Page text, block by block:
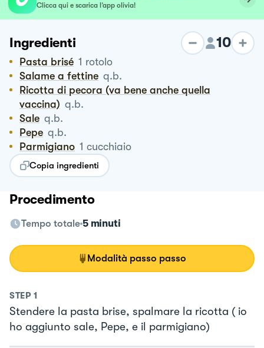
Clicca qui e scarica l’app olivia!
Ingredienti 10
Pasta brisé 1 rotolo
Salame a fettine q.b.
Ricotta di pecora (va bene anche quella
vaccina) q.b.
Sale q.b.
Pepe q.b.
Parmigiano 1 cucchiaio
Copia ingredienti
Procedimento
Tempo totale 5 minuti
Modalità passo passo
STEP 1
Stendere la pasta brise, spalmare la ricotta ( io
ho aggiunto sale, Pepe, e il parmigiano)